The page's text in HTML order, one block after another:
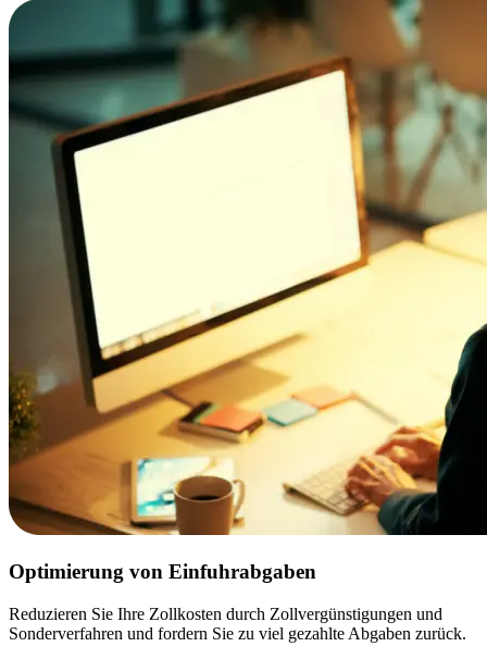
Optimierung von Einfuhrabgaben
Reduzieren Sie Ihre Zollkosten durch Zollvergünstigungen und
Sonderverfahren und fordern Sie zu viel gezahlte Abgaben zurück.